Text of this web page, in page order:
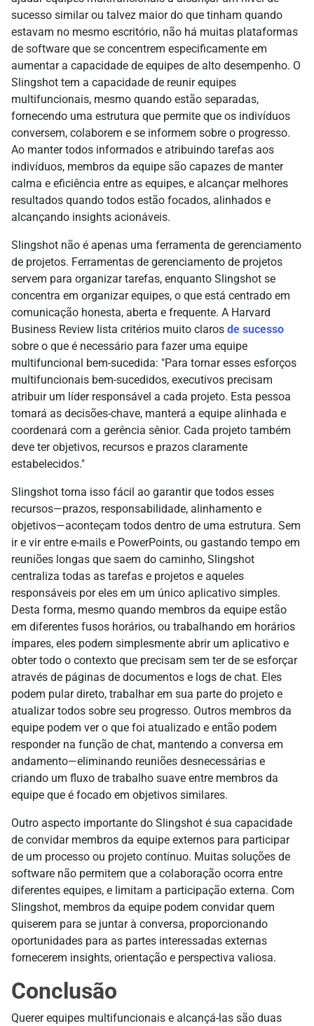
sucesso similar ou talvez maior do que tinham quando
estavam no mesmo escritório, não há muitas plataformas
de software que se concentrem especificamente em
aumentar a capacidade de equipes de alto desempenho. O
Slingshot tem a capacidade de reunir equipes
multifuncionais, mesmo quando estão separadas,
fornecendo uma estrutura que permite que os indivíduos
conversem, colaborem e se informem sobre o progresso.
Ao manter todos informados e atribuindo tarefas aos
indivíduos, membros da equipe são capazes de manter
calma e eficiência entre as equipes, e alcançar melhores
resultados quando todos estão focados, alinhados e
alcançando insights acionáveis.
Slingshot não é apenas uma ferramenta de gerenciamento
de projetos. Ferramentas de gerenciamento de projetos
servem para organizar tarefas, enquanto Slingshot se
concentra em organizar equipes, o que está centrado em
comunicação honesta, aberta e frequente. A Harvard
Business Review lista critérios muito claros de sucesso
sobre o que é necessário para fazer uma equipe
multifuncional bem-sucedida: "Para tornar esses esforços
multifuncionais bem-sucedidos, executivos precisam
atribuir um líder responsável a cada projeto. Esta pessoa
tomará as decisões-chave, manterá a equipe alinhada e
coordenará com a gerência sênior. Cada projeto também
deve ter objetivos, recursos e prazos claramente
estabelecidos."
Slingshot torna isso fácil ao garantir que todos esses
recursos—prazos, responsabilidade, alinhamento e
objetivos—aconteçam todos dentro de uma estrutura. Sem
ir e vir entre e-mails e PowerPoints, ou gastando tempo em
reuniões longas que saem do caminho, Slingshot
centraliza todas as tarefas e projetos e aqueles
responsáveis por eles em um único aplicativo simples.
Desta forma, mesmo quando membros da equipe estão
em diferentes fusos horários, ou trabalhando em horários
ímpares, eles podem simplesmente abrir um aplicativo e
obter todo o contexto que precisam sem ter de se esforçar
através de páginas de documentos e logs de chat. Eles
podem pular direto, trabalhar em sua parte do projeto e
atualizar todos sobre seu progresso. Outros membros da
equipe podem ver o que foi atualizado e então podem
responder na função de chat, mantendo a conversa em
andamento—eliminando reuniões desnecessárias e
criando um fluxo de trabalho suave entre membros da
equipe que é focado em objetivos similares.
Outro aspecto importante do Slingshot é sua capacidade
de convidar membros da equipe externos para participar
de um processo ou projeto contínuo. Muitas soluções de
software não permitem que a colaboração ocorra entre
diferentes equipes, e limitam a participação externa. Com
Slingshot, membros da equipe podem convidar quem
quiserem para se juntar à conversa, proporcionando
oportunidades para as partes interessadas externas
fornecerem insights, orientação e perspectiva valiosa.
Conclusão
Querer equipes multifuncionais e alcançá-las são duas